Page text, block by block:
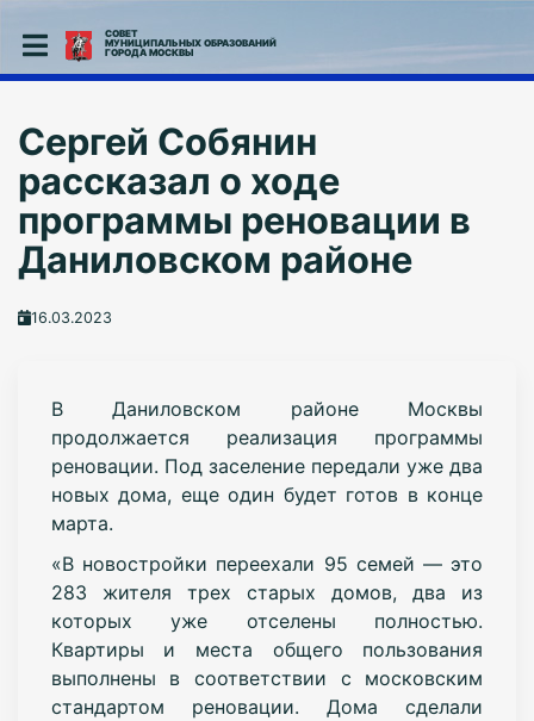
СОВЕТ
МУНИЦИПАЛЬНЫХ ОБРАЗОВАНИЙ
ГОРОДА МОСКВЫ
Сергей Собянин
рассказал о ходе
программы реновации в
Даниловском районе
16.03.2023
В Даниловском районе Москвы
продолжается реализация программы
реновации. Под заселение передали уже два
новых дома, еще один будет готов в конце
марта.
«В новостройки переехали 95 семей — это
283 жителя трех старых домов, два из
которых уже отселены полностью.
Квартиры и места общего пользования
выполнены в соответствии с московским
стандартом реновации. Дома сделали